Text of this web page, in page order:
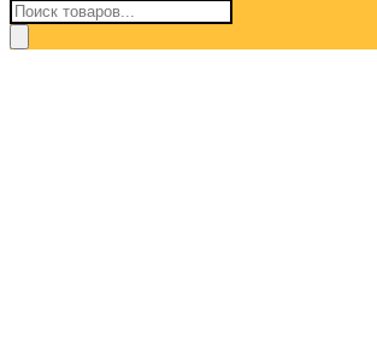
Поиск
товаров